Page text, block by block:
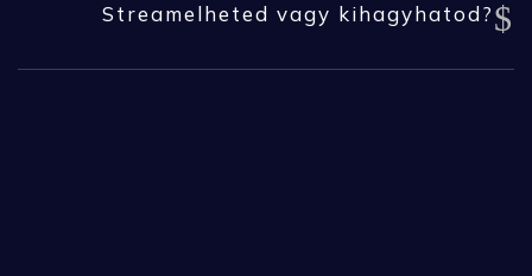
Streamelheted vagy kihagyhatod?